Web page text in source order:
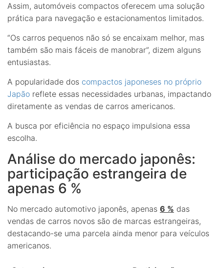
Assim, automóveis compactos oferecem uma solução
prática para navegação e estacionamentos limitados.
“Os carros pequenos não só se encaixam melhor, mas
também são mais fáceis de manobrar”, dizem alguns
entusiastas.
A popularidade dos compactos japoneses no próprio
Japão reflete essas necessidades urbanas, impactando
diretamente as vendas de carros americanos.
A busca por eficiência no espaço impulsiona essa
escolha.
Análise do mercado japonês:
participação estrangeira de
apenas 6 %
No mercado automotivo japonês, apenas 6 % das
vendas de carros novos são de marcas estrangeiras,
destacando-se uma parcela ainda menor para veículos
americanos.